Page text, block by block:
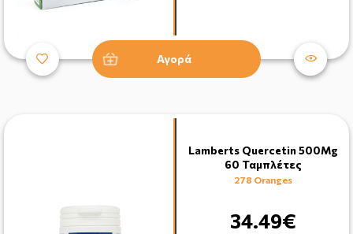
Αγορά
Lamberts Quercetin 500Mg
60 Ταμπλέτες
278 Oranges
34.49€